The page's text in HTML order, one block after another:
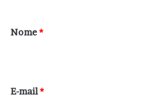
r
*
Nome*
E-mail*